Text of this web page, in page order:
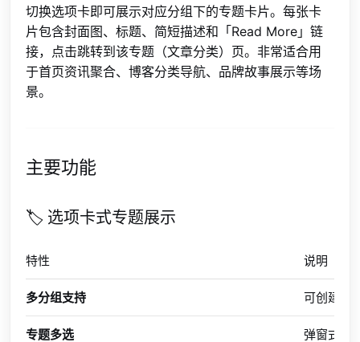
切换选项卡即可展示对应分组下的专题卡片。每张卡
片包含封面图、标题、简短描述和「Read More」链
接，点击跳转到该专题（文章分类）页。非常适合用
于首页资讯聚合、博客分类导航、品牌故事展示等场
景。
主要功能
🏷️ 选项卡式专题展示
特性 说明
多分组支持 可创建多
专题多选 弹窗式专